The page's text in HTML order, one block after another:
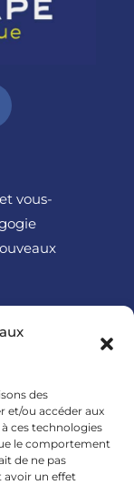
des
et/ou accéder aux
ces technologies
le comportement
de ne pas
avoir un effet
vous-